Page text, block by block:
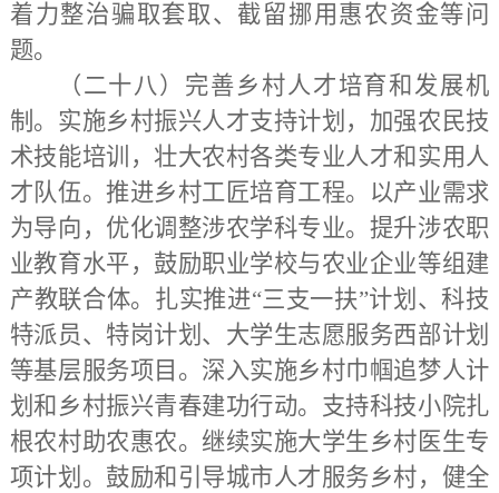
着力整治骗取套取、截留挪用惠农资金等问
题。
（二十八）完善乡村人才培育和发展机
制。 实施乡村振兴人才支持计划，加强农民技
术技能培训，壮大农村各类专业人才和实用人
才队伍。推进乡村工匠培育工程。以产业需求
为导向，优化调整涉农学科专业。提升涉农职
业教育水平，鼓励职业学校与农业企业等组建
产教联合体。扎实推进“三支一扶”计划、科技
特派员、特岗计划、大学生志愿服务西部计划
等基层服务项目。深入实施乡村巾帼追梦人计
划和乡村振兴青春建功行动。支持科技小院扎
根农村助农惠农。继续实施大学生乡村医生专
项计划。鼓励和引导城市人才服务乡村，健全